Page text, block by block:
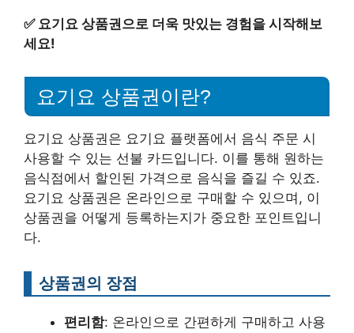
✅ 요기요 상품권으로 더욱 맛있는 경험을 시작해보
세요!
요기요 상품권이란?
요기요 상품권은 요기요 플랫폼에서 음식 주문 시
사용할 수 있는 선불 카드입니다. 이를 통해 원하는
음식점에서 할인된 가격으로 음식을 즐길 수 있죠.
요기요 상품권은 온라인으로 구매할 수 있으며, 이
상품권을 어떻게 등록하는지가 중요한 포인트입니
다.
상품권의 장점
편리함: 온라인으로 간편하게 구매하고 사용